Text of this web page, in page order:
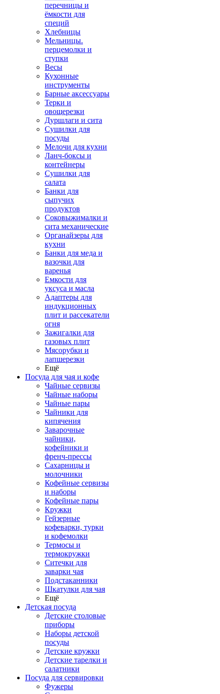
перечницы и
ёмкости для
специй
Хлебницы
Мельницы.
перцемолки и
ступки
Весы
Кухонные
инструменты
Барные аксессуары
Терки и
овощерезки
Дуршлаги и сита
Сушилки для
посуды
Мелочи для кухни
Ланч-боксы и
контейнеры
Сушилки для
салата
Банки для
сыпучих
продуктов
Соковыжималки и
сита механические
Органайзеры для
кухни
Банки для меда и
вазочки для
варенья
Емкости для
уксуса и масла
Адаптеры для
индукционных
плит и рассекатели
огня
Зажигалки для
газовых плит
Мясорубки и
лапшерезки
Ещё
Посуда для чая и кофе
Чайные сервизы
Чайные наборы
Чайные пары
Чайники для
кипячения
Заварочные
чайники,
кофейники и
френч-прессы
Сахарницы и
молочники
Кофейные сервизы
и наборы
Кофейные пары
Кружки
Гейзерные
кофеварки, турки
и кофемолки
Термосы и
термокружки
Ситечки для
заварки чая
Подстаканники
Шкатулки для чая
Ещё
Детская посуда
Детские столовые
приборы
Наборы детской
посуды
Детские кружки
Детские тарелки и
салатники
Посуда для сервировки
Фужеры